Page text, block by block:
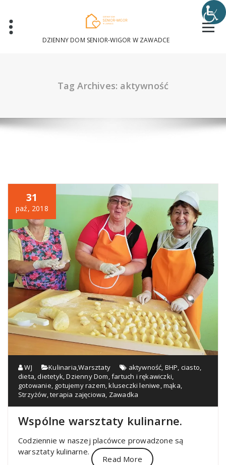
content
DZIENNY DOM SENIOR-WIGOR W ZAWADCE
Tag Archives: aktywność
31
paź, 2018
WJ Kulinaria,Warsztaty aktywność, BHP, ciasto,
dieta,dietetyk,Dzienny Dom,fartuch i rękawiczki,
gotowanie, gotujemy razem,kluseczki leniwe,mąka,
Strzyżów,terapia zajęciowa, Zawadka
Wspólne warsztaty kulinarne.
Codziennie w naszej placówce prowadzone są
warsztaty kulinarne.
Read More